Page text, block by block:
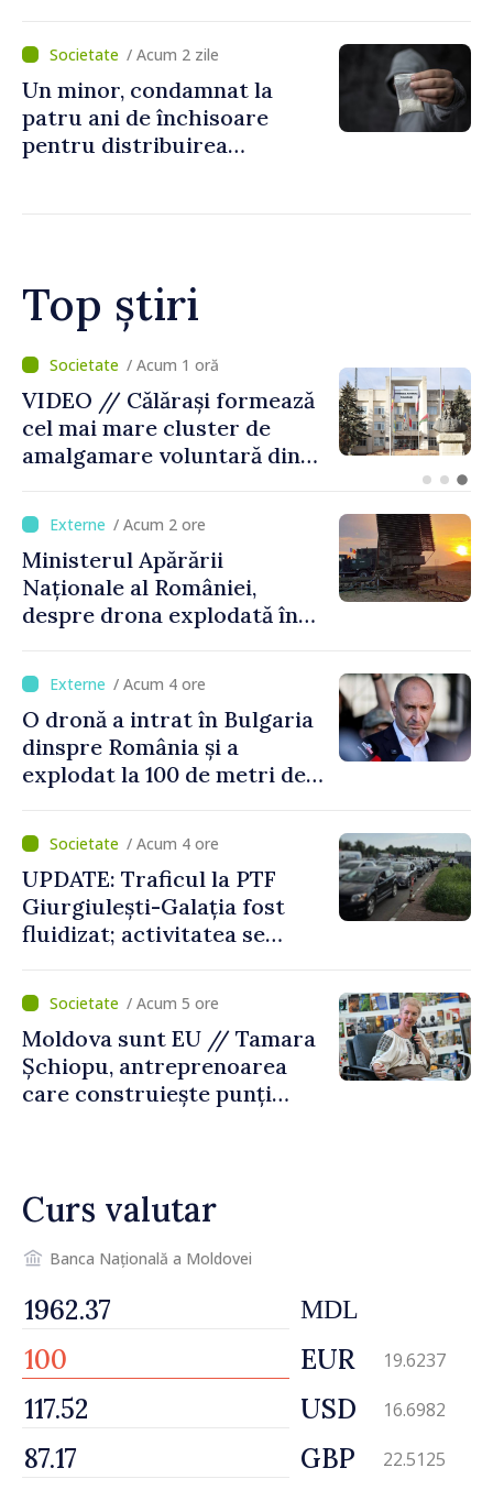
noastră rămâne puternică”
/ Acum 2 zile
Un minor, condamnat la
patru ani de închisoare
pentru distribuirea
Top știri
/ Acum 44 minute
BTA: Tendința de scădere a
nivelului Dunării se menține,
iar situația hidrologică
/ Acum 2 ore
Ministerul Apărării
Naționale al României,
despre drona explodată în
nu au detectat niciun
vehicul aerian”
/ Acum 4 ore
O dronă a intrat în Bulgaria
dinspre România și a
explodat la 100 de metri de
/ Acum 4 ore
UPDATE: Traficul la PTF
Giurgiulești-Galația fost
fluidizat; activitatea se
normale
/ Acum 5 ore
Moldova sunt EU // Tamara
Șchiopu, antreprenoarea
care construiește punți
Curs valutar
Banca Națională a Moldovei
MDL
EUR 19.6237
USD 16.6982
GBP 22.5125